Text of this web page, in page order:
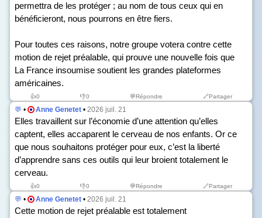
permettra de les protéger ; au nom de tous ceux qui en
bénéficieront, nous pourrons en être fiers.
Pour toutes ces raisons, notre groupe votera contre cette
motion de rejet préalable, qui prouve une nouvelle fois que
La France insoumise soutient les grandes plateformes
américaines.
👍0 👎0 💬Répondre 🔗Partager
💬 • Anne Genetet • 2026 juil. 21
Elles travaillent sur l’économie d’une attention qu’elles
captent, elles accaparent le cerveau de nos enfants. Or ce
que nous souhaitons protéger pour eux, c’est la liberté
d’apprendre sans ces outils qui leur broient totalement le
cerveau.
👍0 👎0 💬Répondre 🔗Partager
💬 • Anne Genetet • 2026 juil. 21
Cette motion de rejet préalable est totalement